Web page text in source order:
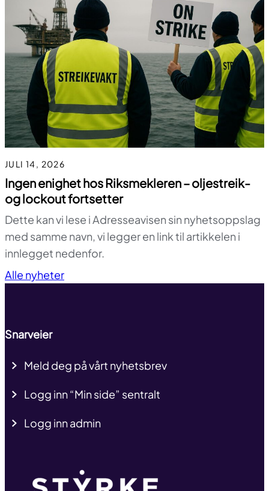
JULI 14, 2026
Ingen enighet hos Riksmekleren – oljestreik-
og lockout fortsetter
Dette kan vi lese i Adresseavisen sin nyhetsoppslag
med samme navn, vi legger en link til artikkelen i
innlegget nedenfor.
Alle nyheter
Snarveier
Meld deg på vårt nyhetsbrev
Logg inn “Min side” sentralt
Logg inn admin